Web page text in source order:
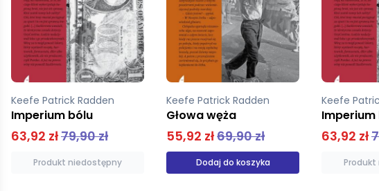
Keefe Patrick Radden
Głowa węża
55,92 zł 69,90 zł
Dodaj do koszyka
Keefe Patrick Radden
Imperium bólu
63,92 zł 79,90 zł
Produkt niedostępny
Keefe
Głowa
55,92 zł
Dodaj